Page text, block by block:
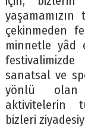
çekinmeden
minnetle yâd
sanatsal ve
yönlü olan
aktivitelerin
bizleri